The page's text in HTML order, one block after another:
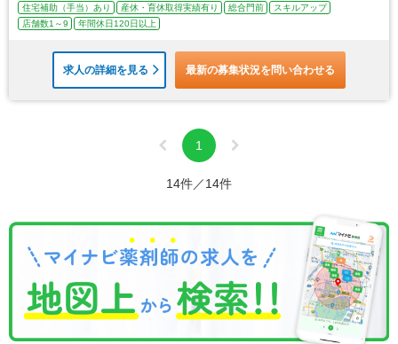
住宅補助（手当）あり
産休・育休取得実績有り 総合門前
スキルアップ
店舗数1～9
年間休日120日以上
求人の詳細を見る 最新の募集状況を問い合わせる
1
14件／14件